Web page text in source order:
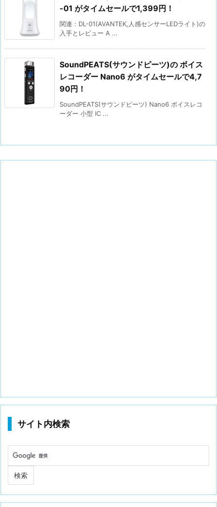
-01 がタイムセールで1,399円！
関連：DL-01(AVANTEK,人感センサーLEDライト)の
入手とレビュー A ...
SoundPEATS(サウンドピーツ)の ボイス
レコーダー Nano6 がタイムセールで4,7
90円！
SoundPEATS(サウンドピーツ) Nano6 ボイスレコ
ーダー 小型 IC ...
サイト内検索